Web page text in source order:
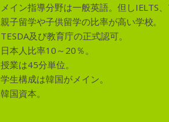
メイン指導分野は一般英語。但しIELTS
親子留学や子供留学の比率が高い学校。
TESDA及び教育庁の正式認可。
日本人比率10～20％。
授業は45分単位。
学生構成は韓国がメイン。
韓国資本。